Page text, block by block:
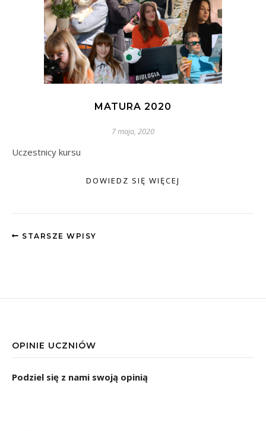
MATURA 2020
7 maja, 2020
Uczestnicy kursu
DOWIEDZ SIĘ WIĘCEJ
STARSZE WPISY
OPINIE UCZNIÓW
Podziel się z nami swoją opinią